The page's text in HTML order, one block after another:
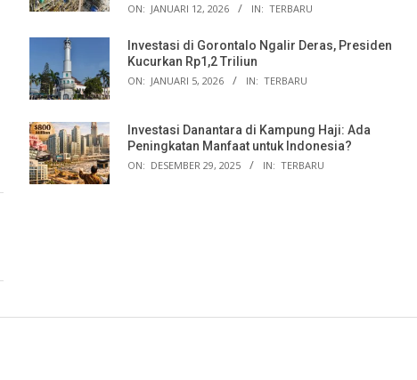
ON: JANUARI 12, 2026 IN: TERBARU
Investasi di Gorontalo Ngalir Deras, Presiden
Kucurkan Rp1,2 Triliun
ON: JANUARI 5, 2026 IN: TERBARU
Investasi Danantara di Kampung Haji: Ada
Peningkatan Manfaat untuk Indonesia?
ON: DESEMBER 29, 2025 IN: TERBARU